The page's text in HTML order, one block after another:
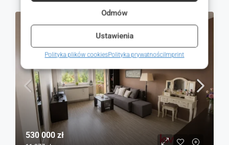
Odmów
Ustawienia
Polityka plików cookiesPolityka prywatnościImprint
NA SPRZEDAŻ RYNEK WTÓRNY
530 000 zł